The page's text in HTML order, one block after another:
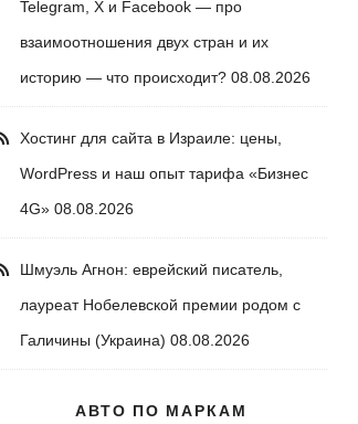
Telegram, X и Facebook — про
взаимоотношения двух стран и их
историю — что происходит? 08.08.2026
Хостинг для сайта в Израиле: цены,
WordPress и наш опыт тарифа «Бизнес
4G» 08.08.2026
Шмуэль Агнон: еврейский писатель,
лауреат Нобелевской премии родом с
Галичины (Украина) 08.08.2026
АВТО ПО МАРКАМ